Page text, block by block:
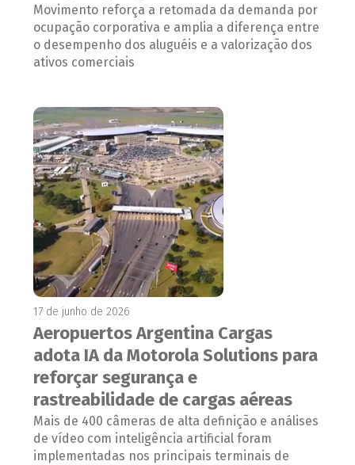
Movimento reforça a retomada da demanda por
ocupação corporativa e amplia a diferença entre
o desempenho dos aluguéis e a valorização dos
ativos comerciais
17 de junho de 2026
Aeropuertos Argentina Cargas
adota IA da Motorola Solutions para
reforçar segurança e
rastreabilidade de cargas aéreas
Mais de 400 câmeras de alta definição e análises
de vídeo com inteligência artificial foram
implementadas nos principais terminais de